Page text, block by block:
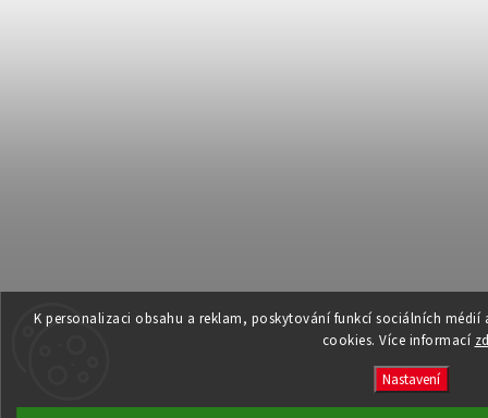
K personalizaci obsahu a reklam, poskytování funkcí sociálních
cookies. Více informací
Nastavení